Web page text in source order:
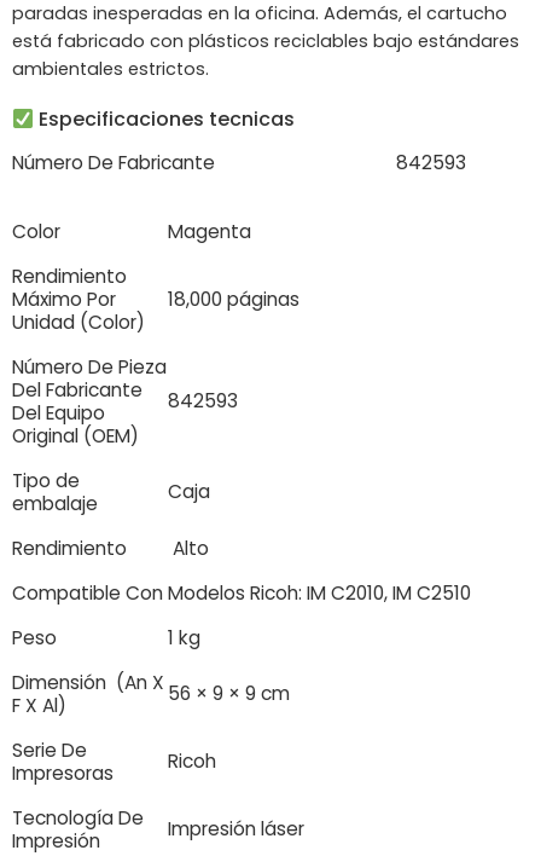
paradas inesperadas en la oficina. Además, el cartucho
está fabricado con plásticos reciclables bajo estándares
ambientales estrictos.
Especificaciones tecnicas
Número De Fabricante 842593
Color
Magenta
Rendimiento
Máximo Por
Unidad (Color)
18,000 páginas
Número De Pieza
Del Fabricante
Del Equipo
Original (OEM)
842593
Tipo de
embalaje
Caja
Rendimiento
Alto
Compatible ConModelos Ricoh: IM C2010, IM C2510
Peso
1 kg
Dimensión (An X
F X Al)
56 × 9 × 9 cm
Serie De
Impresoras
Ricoh
Tecnología De
Impresión
Impresión láser